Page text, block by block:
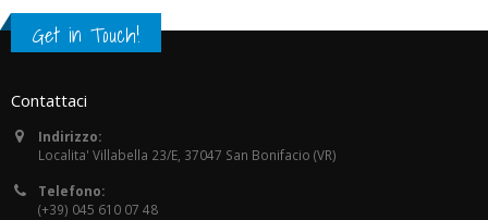
Get in Touch!
Contattaci
Indirizzo:
Localita' Villabella 23/E, 37047 San Bonifacio (VR)
Telefono:
(+39) 045 610 07 48